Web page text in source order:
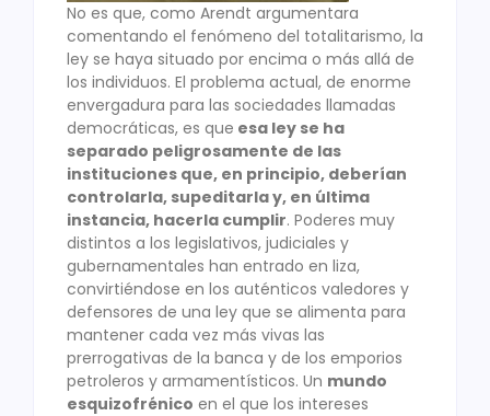
No es que, como Arendt argumentara
comentando el fenómeno del totalitarismo, la
ley se haya situado por encima o más allá de
los individuos. El problema actual, de enorme
envergadura para las sociedades llamadas
democráticas, es que esa ley se ha
separado peligrosamente de las
instituciones que, en principio, deberían
controlarla, supeditarla y, en última
instancia, hacerla cumplir. Poderes muy
distintos a los legislativos, judiciales y
gubernamentales han entrado en liza,
convirtiéndose en los auténticos valedores y
defensores de una ley que se alimenta para
mantener cada vez más vivas las
prerrogativas de la banca y de los emporios
petroleros y armamentísticos. Un mundo
esquizofrénico en el que los intereses